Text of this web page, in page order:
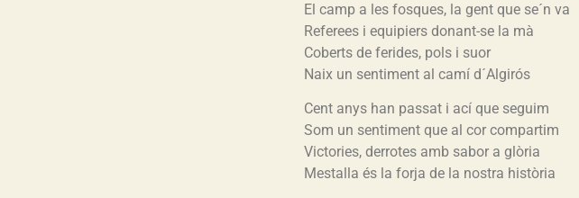
El camp a les fosques, la gent que se´n va
Referees i equipiers donant-se la mà
Coberts de ferides, pols i suor
Naix un sentiment al camí d´Algirós
Cent anys han passat i ací que seguim
Som un sentiment que al cor compartim
Victories, derrotes amb sabor a glòria
Mestalla és la forja de la nostra història